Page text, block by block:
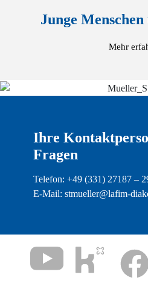
Junge
Mehr
Ihre
Fragen
Telefon: +49 (331) 27187 –
E-Mail: stmueller@lafim-